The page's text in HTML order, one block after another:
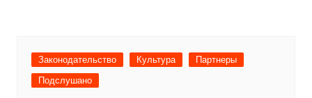
Законодательство Культура
Партнеры
Подслушано